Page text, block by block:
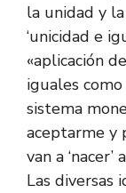
la unidad y
‘unicidad e
«aplicación
iguales
sistema
aceptarme y
van a ‘nacer’
Las diversas